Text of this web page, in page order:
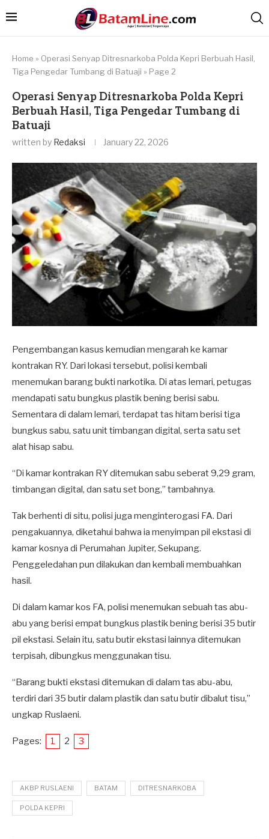
Home » Operasi Senyap Ditresnarkoba Polda Kepri Berbuah Hasil,
Tiga Pengedar Tumbang di Batuaji » Page 2
Operasi Senyap Ditresnarkoba Polda Kepri
Berbuah Hasil, Tiga Pengedar Tumbang di
Batuaji
written by Redaksi January 22, 2026
Pengembangan kasus kemudian mengarah ke kamar
kontrakan RY. Dari lokasi tersebut, polisi kembali
menemukan barang bukti narkotika. Di atas lemari, petugas
mendapati satu bungkus plastik bening berisi sabu.
Sementara di dalam lemari, terdapat tas hitam berisi tiga
bungkus sabu, satu unit timbangan digital, serta satu set
alat hisap sabu.
“Di kamar kontrakan RY ditemukan sabu seberat 9,29 gram,
timbangan digital, dan satu set bong,” tambahnya.
Tak berhenti di situ, polisi juga menginterogasi FA. Dari
pengakuannya, diketahui bahwa ia menyimpan pil ekstasi di
kamar kosnya di Perumahan Jupiter, Sekupang.
Penggeledahan pun dilakukan dan kembali membuahkan
hasil.
Di dalam kamar kos FA, polisi menemukan sebuah tas abu-
abu yang berisi empat bungkus plastik bening berisi 35 butir
pil ekstasi. Selain itu, satu butir ekstasi lainnya ditemukan
terpisah, dibungkus menggunakan tisu.
“Barang bukti ekstasi ditemukan di dalam tas abu-abu,
terdiri dari 35 butir dalam plastik dan satu butir dibalut tisu,”
ungkap Ruslaeni.
Pages: 1 2 3
AKBP RUSLAENI BATAM DITRESNARKOBA
POLDA KEPRI